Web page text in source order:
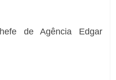
de Agência Edgar